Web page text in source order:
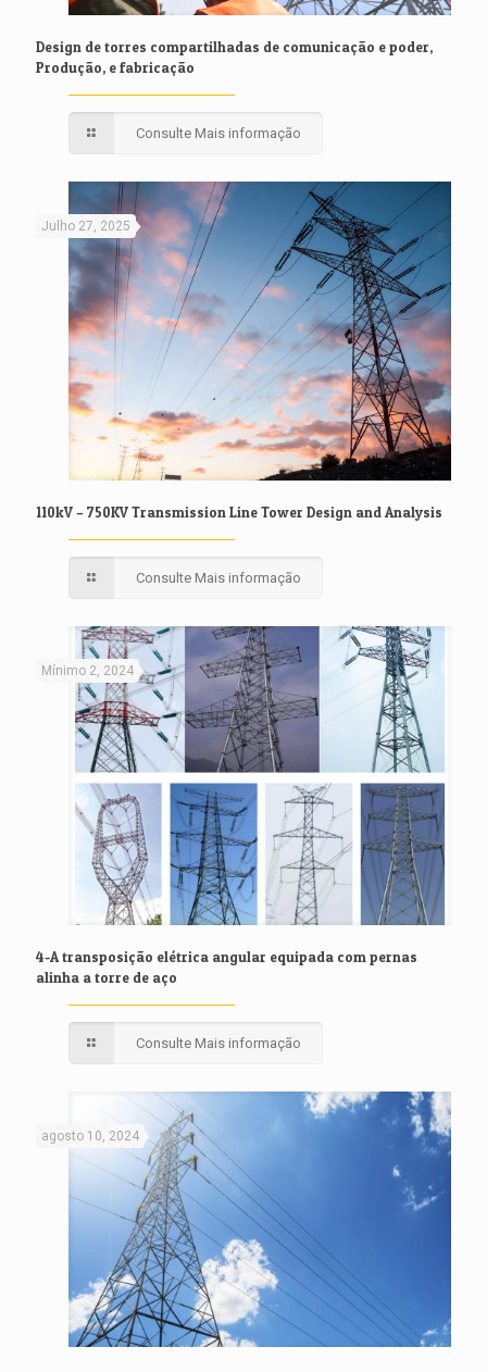
Design de torres compartilhadas de comunicação e poder,
Produção, e fabricação
Consulte Mais informação
Julho 27, 2025
110kV – 750KV Transmission Line Tower Design and Analysis
Consulte Mais informação
Mínimo 2, 2024
4-A transposição elétrica angular equipada com pernas
alinha a torre de aço
Consulte Mais informação
agosto 10, 2024